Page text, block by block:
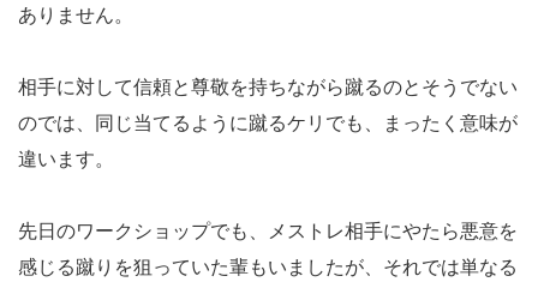
ありません。
相手に対して信頼と尊敬を持ちながら蹴るのとそうでない
のでは、同じ当てるように蹴るケリでも、まったく意味が
違います。
先日のワークショップでも、メストレ相手にやたら悪意を
感じる蹴りを狙っていた輩もいましたが、それでは単なる